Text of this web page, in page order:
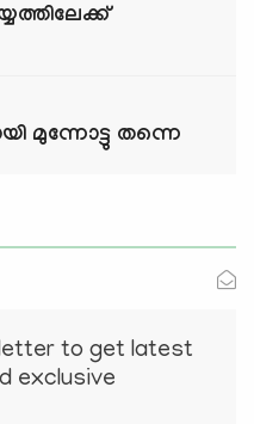
മുന്നോട്ടു തന്നെ
to get latest
exclusive